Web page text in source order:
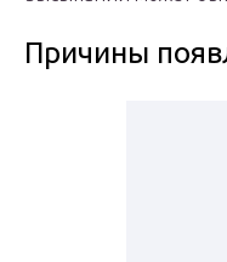
Причины